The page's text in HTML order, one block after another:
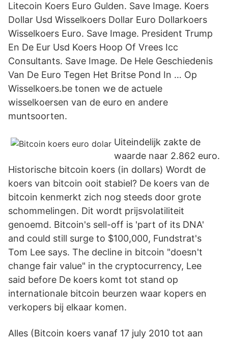
Litecoin Koers Euro Gulden. Save Image. Koers
Dollar Usd Wisselkoers Dollar Euro Dollarkoers
Wisselkoers Euro. Save Image. President Trump
En De Eur Usd Koers Hoop Of Vrees Icc
Consultants. Save Image. De Hele Geschiedenis
Van De Euro Tegen Het Britse Pond In … Op
Wisselkoers.be tonen we de actuele
wisselkoersen van de euro en andere
muntsoorten.
Uiteindelijk zakte de
waarde naar 2.862 euro.
Historische bitcoin koers (in dollars) Wordt de
koers van bitcoin ooit stabiel? De koers van de
bitcoin kenmerkt zich nog steeds door grote
schommelingen. Dit wordt prijsvolatiliteit
genoemd. Bitcoin's sell-off is 'part of its DNA'
and could still surge to $100,000, Fundstrat's
Tom Lee says. The decline in bitcoin "doesn't
change fair value" in the cryptocurrency, Lee
said before De koers komt tot stand op
internationale bitcoin beurzen waar kopers en
verkopers bij elkaar komen.
Alles (Bitcoin koers vanaf 17 july 2010 tot aan